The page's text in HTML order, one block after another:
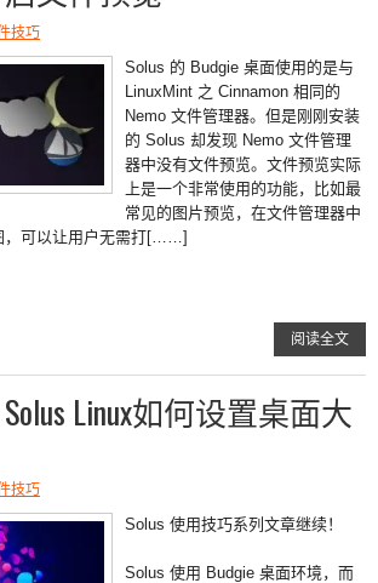
技巧
Solus 的 Budgie 桌面使用的是与
LinuxMint 之 Cinnamon 相同的
Nemo 文件管理器。但是刚刚安装
的 Solus 却发现 Nemo 文件管理
器中没有文件预览。文件预览实际
上是一个非常使用的功能，比如最
常见的图片预览，在文件管理器中
，可以让用户无需打[……]
阅读全文
Linux如何设置桌面大
技巧
Solus 使用技巧系列文章继续！
Solus 使用 Budgie 桌面环境，而